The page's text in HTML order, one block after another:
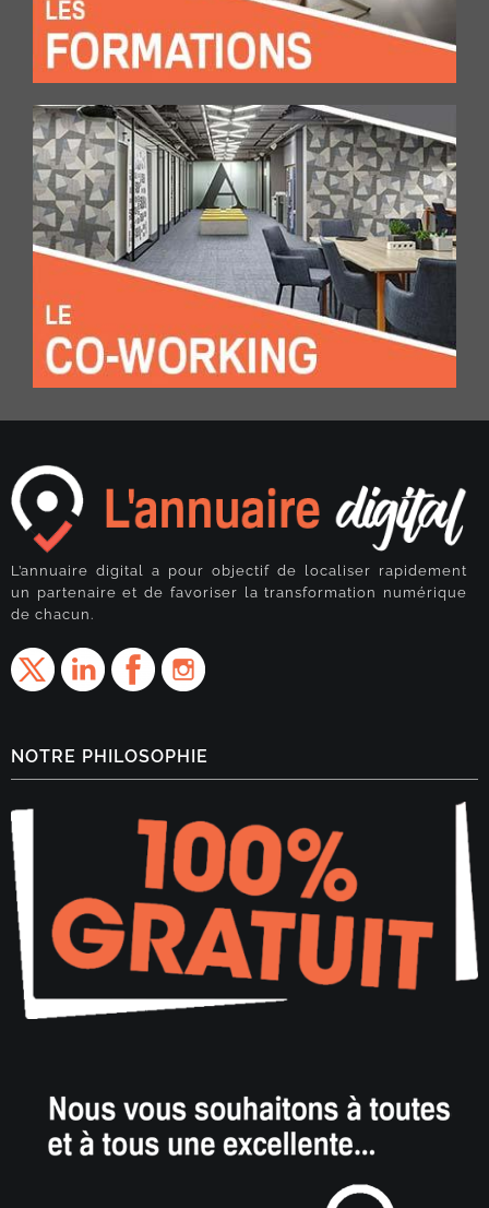
L’annuaire digital a pour objectif de localiser rapidement
un partenaire et de favoriser la transformation numérique
de chacun.
NOTRE PHILOSOPHIE